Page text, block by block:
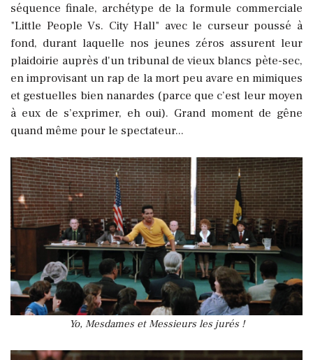
séquence finale, archétype de la formule commerciale
"Little People Vs. City Hall" avec le curseur poussé à
fond, durant laquelle nos jeunes zéros assurent leur
plaidoirie auprès d'un tribunal de vieux blancs pète-sec,
en improvisant un rap de la mort peu avare en mimiques
et gestuelles bien nanardes (parce que c’est leur moyen
à eux de s’exprimer, eh oui). Grand moment de gêne
quand même pour le spectateur...
Yo, Mesdames et Messieurs les jurés !